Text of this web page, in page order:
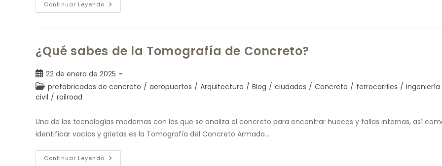
Continuar Leyendo
¿Qué sabes de la Tomografía de Concreto?
22 de enero de 2025
prefabricados de concreto / aeropuertos / Arquitectura / Blog / ciudades / Concreto / ferrocarriles / ingeniería
civil / railroad
Una de las tecnologías modernas con las que se analiza el concreto para encontrar huecos y fallas internas, así
identificar vacíos y grietas es la Tomografía del Concreto Armado…
Continuar Leyendo